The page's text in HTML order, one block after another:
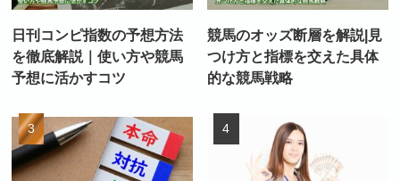
日刊コンピ指数の予想方法
を徹底解説｜使い方や競馬
予想に活かすコツ
競馬のオッズ断層を解説|見
つけ方と指標を交えた具体
的な競馬戦略